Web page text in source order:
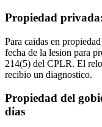
Propiedad
Para caidas en
fecha de la lesion para
214(5) del CPLR. El
recibio un diagnostico.
Propiedad del
dias